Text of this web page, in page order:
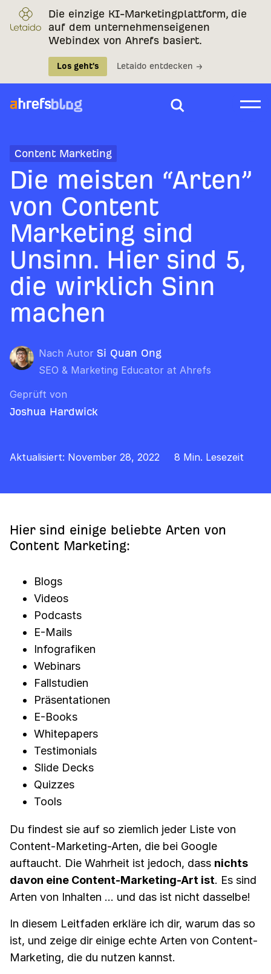
Die einzige KI-Marketingplattform, die
auf dem unternehmenseigenen
Webindex von Ahrefs basiert.
Los geht's Letaido entdecken →
Content Marketing
Die meisten “Arten”
von Content
Marketing sind
Unsinn. Hier sind 5,
die wirklich Sinn
machen
Nach Autor Si Quan Ong
SEO & Marketing Educator at Ahrefs
Geprüft von
Joshua Hardwick
Aktualisiert: November 28, 2022 8 Min. Lesezeit
Hier sind einige beliebte Arten von
Content Marketing:
Blogs
Videos
Podcasts
E-Mails
Infografiken
Webinars
Fallstudien
Präsentationen
E-Books
Whitepapers
Testimonials
Slide Decks
Quizzes
Tools
Du findest sie auf so ziemlich jeder Liste von
Content-Marketing-Arten, die bei Google
auftaucht. Die Wahrheit ist jedoch, dass nichts
davon eine Content-Marketing-Art ist. Es sind
Arten von Inhalten ... und das ist nicht dasselbe!
In diesem Leitfaden erkläre ich dir, warum das so
ist, und zeige dir einige echte Arten von Content-
Marketing, die du nutzen kannst.